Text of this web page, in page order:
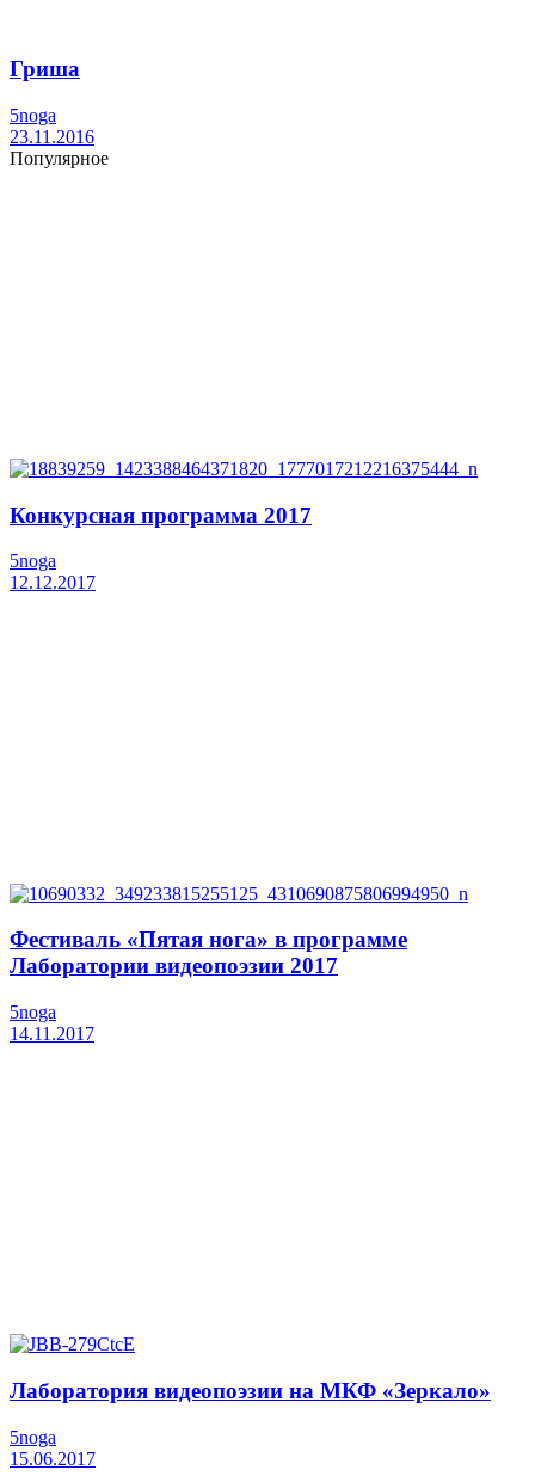
Гриша
5noga
23.11.2016
Популярное
Конкурсная программа 2017
5noga
12.12.2017
Фестиваль «Пятая нога» в программе
Лаборатории видеопоэзии 2017
5noga
14.11.2017
Лаборатория видеопоэзии на МКФ «Зеркало»
5noga
15.06.2017